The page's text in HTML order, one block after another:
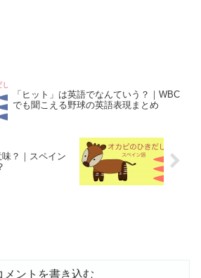
「ヒット」は英語でなんていう？｜WBC
でも聞こえる野球の英語表現まとめ
？｜スペイン
メントを書き込む